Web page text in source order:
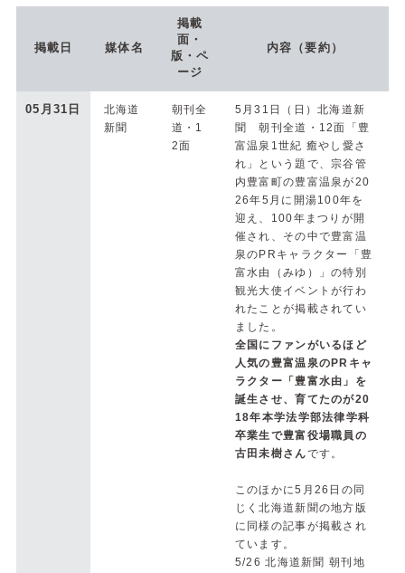
掲載日 媒体名
掲載
面・
版・ペ
ージ
内容（要約）
05月31日
北海道
新聞
朝刊全
道・1
2面
5月31日（日）北海道新
聞 朝刊全道・12面「豊
富温泉1世紀 癒やし愛さ
れ」という題で、宗谷管
内豊富町の豊富温泉が20
26年5月に開湯100年を
迎え、100年まつりが開
催され、その中で豊富温
泉のPRキャラクター「豊
富水由（みゆ）」の特別
観光大使イベントが行わ
れたことが掲載されてい
ました。
全国にファンがいるほど
人気の豊富温泉のPRキャ
ラクター「豊富水由」を
誕生させ、育てたのが20
18年本学法学部法律学科
卒業生で豊富役場職員の
古田未樹さんです。
このほかに5月26日の同
じく北海道新聞の地方版
に同様の記事が掲載され
ています。
5/26 北海道新聞 朝刊地